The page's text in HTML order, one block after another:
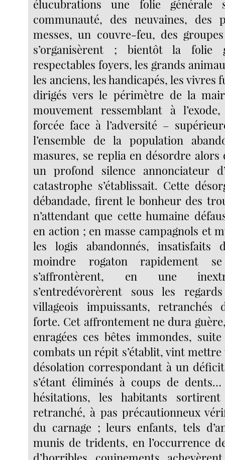
élucubrations une folie générale
communauté, des neuvaines, des
messes, un couvre-feu, des
s’organisèrent ; bientôt la folie
respectables foyers, les grands
les anciens, les handicapés, les vivres
dirigés vers le périmètre de la
mouvement ressemblant à
forcée face à l’adversité –
l’ensemble de la population
masures, se replia en désordre alors
un profond silence annonciateur
catastrophe s’établissait. Cette
débandade, firent le bonheur des
n’attendant que cette humaine
en action ; en masse campagnols et
les logis abandonnés, insatisfaits
moindre rogaton rapidement se
s’affrontèrent, en une
s’entredévorèrent sous les
villageois impuissants, retranchés
forte. Cet affrontement ne dura
enragées ces bêtes immondes,
combats un répit s’établit, vint
désolation correspondant à un
s’étant éliminés à coups de
hésitations, les habitants
retranché, à pas précautionneux
du carnage ; leurs enfants, tels
munis de tridents, en l’occurrence